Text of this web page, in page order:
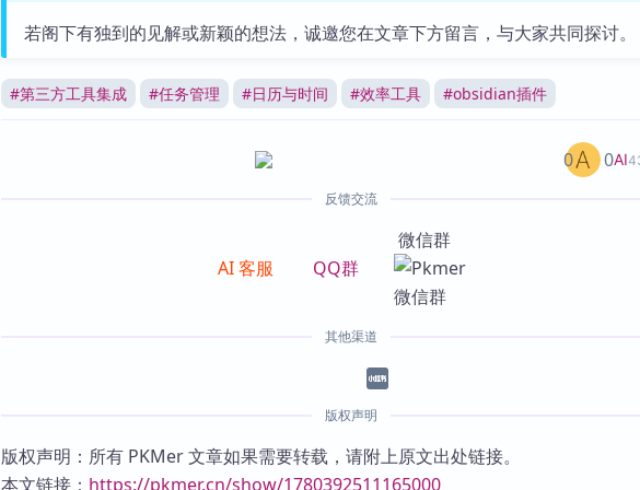
若阁下有独到的见解或新颖的想法，诚邀您在文章下方留言，与大家共同探讨。
#第三方工具集成 #任务管理 #日历与时间 #效率工具 #obsidian插件
AI
0 0
反馈交流
AI 客服 QQ群
微信群
其他渠道
版权声明
版权声明：所有 PKMer 文章如果需要转载，请附上原文出处链接。
本文链接： https://pkmer.cn/show/1780392511165000